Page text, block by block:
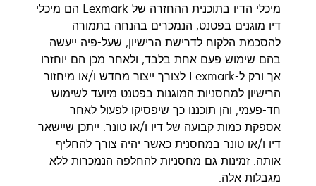
מיכלי הדיו בתוכנית ההחזרה של Lexmark הם מיכלי
דיו מוגנים בפטנט, הנמכרים בהנחה בתמורה
להסכמת הלקוח לדרישת הרישיון, שעל-פיה ייעשה
בהם שימוש פעם אחת בלבד, ולאחר מכן הם יוחזרו
אך ורק ל-Lexmark לצורך ייצור מחדש ו/או מיחזור.
הרישיון למחסניות המוגנות בפטנט מיועד לשימוש
חד-פעמי, והן תוכננו כך שיפסיקו לפעול לאחר
אספקת כמות קבועה של דיו ו/או טונר. ייתכן שיישאר
דיו ו/או טונר במחסנית כאשר יהיה צורך להחליף
אותה. ‏‫זמינות גם מחסניות להחלפה הנמכרות ללא
מגבלות אלה.‬